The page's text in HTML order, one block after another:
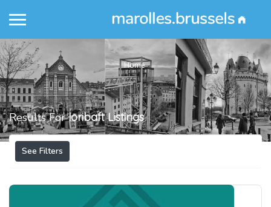
Home
Results Forloribaft Listings
See Filters